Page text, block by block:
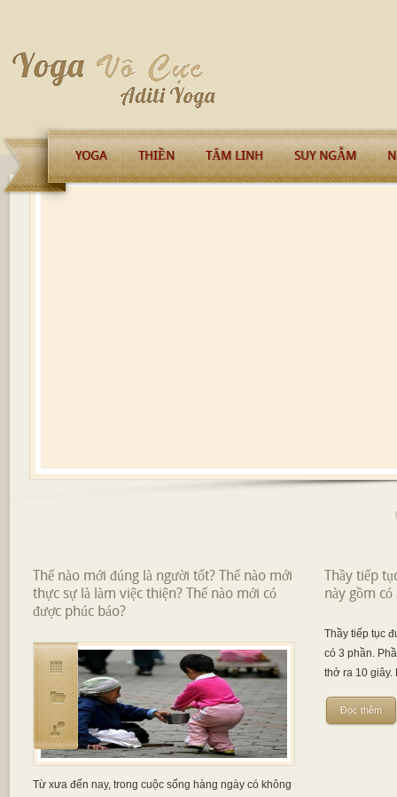
YOGA THIỀN TÂM LINH SUY NGẪM
Thế nào mới đúng là người tốt? Thế nào mới
thực sự là làm việc thiện? Thế nào mới có
được phúc báo?
Từ xưa đến nay, trong cuộc sống hàng ngày có không
Thầy tiếp
này gồm có
Thầy tiếp tục
có 3 phần.
thở ra 10 giây.
Đọc thêm